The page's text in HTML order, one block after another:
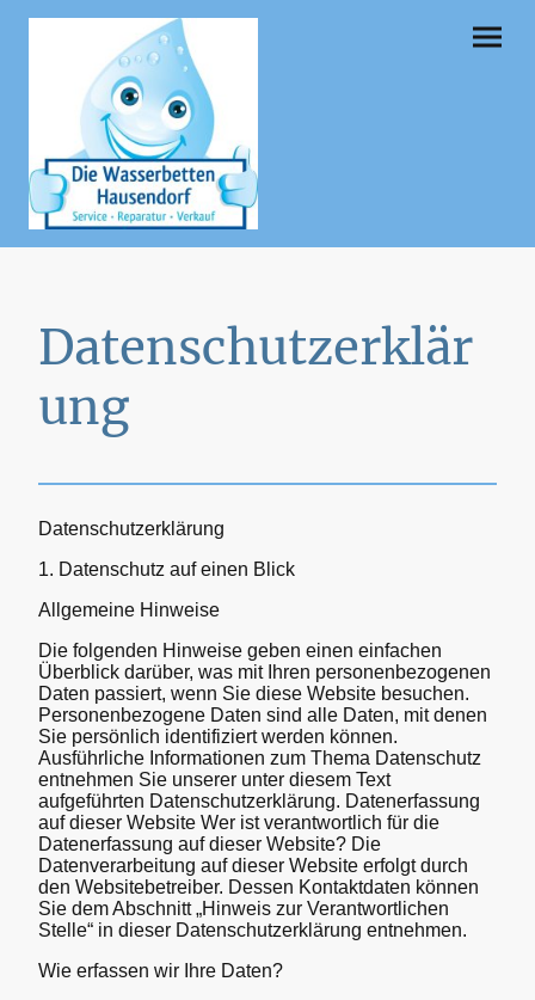
Datenschutzerklär
ung
Datenschutzerklärung
1. Datenschutz auf einen Blick
Allgemeine Hinweise
Die folgenden Hinweise geben einen einfachen
Überblick darüber, was mit Ihren personenbezogenen
Daten passiert, wenn Sie diese Website besuchen.
Personenbezogene Daten sind alle Daten, mit denen
Sie persönlich identifiziert werden können.
Ausführliche Informationen zum Thema Datenschutz
entnehmen Sie unserer unter diesem Text
aufgeführten Datenschutzerklärung. Datenerfassung
auf dieser Website Wer ist verantwortlich für die
Datenerfassung auf dieser Website? Die
Datenverarbeitung auf dieser Website erfolgt durch
den Websitebetreiber. Dessen Kontaktdaten können
Sie dem Abschnitt „Hinweis zur Verantwortlichen
Stelle“ in dieser Datenschutzerklärung entnehmen.
Wie erfassen wir Ihre Daten?